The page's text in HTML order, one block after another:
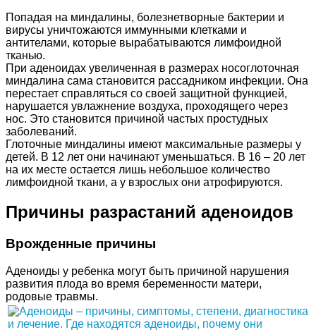
Попадая на миндалины, болезнетворные бактерии и
вирусы уничтожаются иммунными клетками и
антителами, которые вырабатываются лимфоидной
тканью.
При аденоидах увеличенная в размерах носоглоточная
миндалина сама становится рассадником инфекции. Она
перестает справляться со своей защитной функцией,
нарушается увлажнение воздуха, проходящего через
нос. Это становится причиной частых простудных
заболеваний.
Глоточные миндалины имеют максимальные размеры у
детей. В 12 лет они начинают уменьшаться. В 16 – 20 лет
на их месте остается лишь небольшое количество
лимфоидной ткани, а у взрослых они атрофируются.
Причины разрастаний аденоидов
Врожденные причины
Аденоиды у ребенка могут быть причиной нарушения
развития плода во время беременности матери,
родовые травмы.